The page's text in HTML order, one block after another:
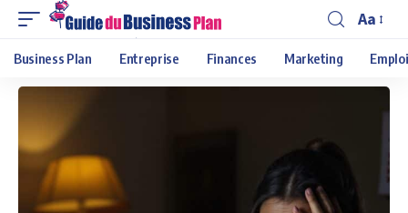
Aa
Business Plan Entreprise Finances Marketing